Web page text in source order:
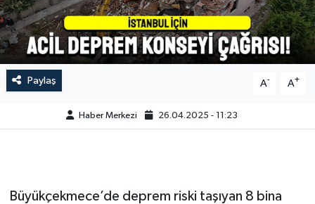
Paylaş A- A+
Haber Merkezi 26.04.2025 - 11:23
Büyükçekmece’de deprem riski taşıyan 8 bina